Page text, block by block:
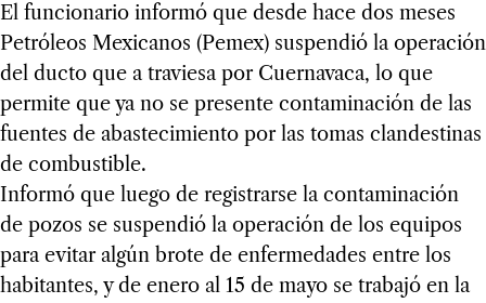
El funcionario informó que desde hace dos meses
Petróleos Mexicanos (Pemex) suspendió la operación
del ducto que a traviesa por Cuernavaca, lo que
permite que ya no se presente contaminación de las
fuentes de abastecimiento por las tomas clandestinas
de combustible.
Informó que luego de registrarse la contaminación
de pozos se suspendió la operación de los equipos
para evitar algún brote de enfermedades entre los
habitantes, y de enero al 15 de mayo se trabajó en la